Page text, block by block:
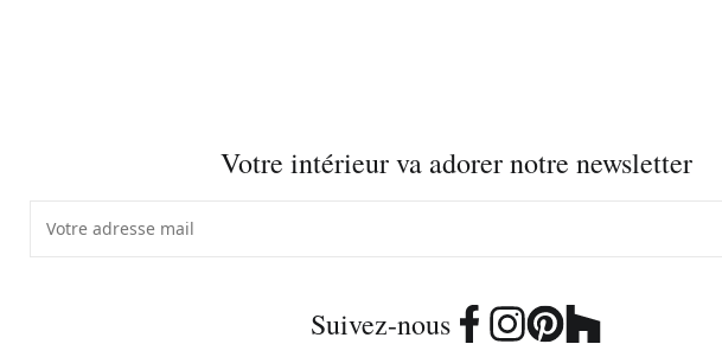
Votre intérieur va adorer notre newsletter
Suivez-nous